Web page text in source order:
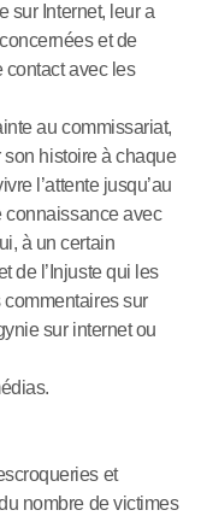
sur Internet, leur a
et de
contact avec les
au commissariat,
son histoire à chaque
l’attente jusqu’au
connaissance avec
à un certain
de l’Injuste qui les
sur
sur internet ou
et
nombre de victimes